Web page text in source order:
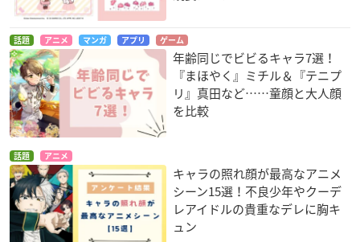
話題 アニメ マンガ アプリ ゲーム
年齢同じでビビるキャラ7選！
『まほやく』ミチル＆『テニプ
リ』真田など……童顔と大人顔
を比較
話題 アニメ
キャラの照れ顔が最高なアニメ
シーン15選！不良少年やクーデ
レアイドルの貴重なデレに胸キ
ュン